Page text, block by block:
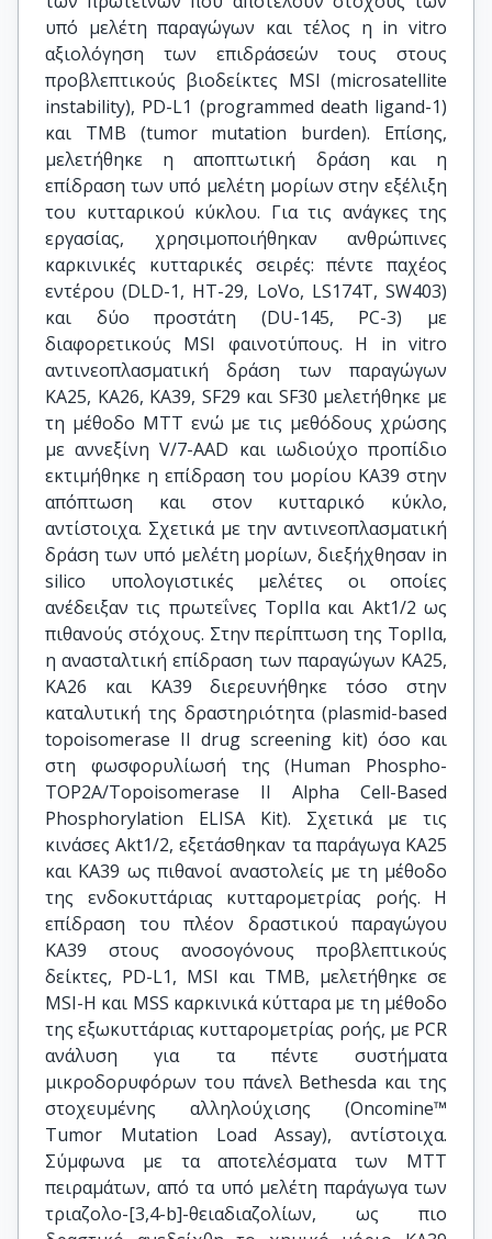
υπό μελέτη παραγώγων και τέλος η in vitro
αξιολόγηση των επιδράσεών τους στους
προβλεπτικούς βιοδείκτες MSI (microsatellite
instability), PD-L1 (programmed death ligand-1)
και TMB (tumor mutation burden). Επίσης,
μελετήθηκε η αποπτωτική δράση και η
επίδραση των υπό μελέτη μορίων στην εξέλιξη
του κυτταρικού κύκλου. Για τις ανάγκες της
εργασίας, χρησιμοποιήθηκαν ανθρώπινες
καρκινικές κυτταρικές σειρές: πέντε παχέος
εντέρου (DLD-1, HT-29, LoVo, LS174T, SW403)
και δύο προστάτη (DU-145, PC-3) με
διαφορετικούς MSI φαινοτύπους. Η in vitro
αντινεοπλασματική δράση των παραγώγων
ΚΑ25, ΚΑ26, ΚΑ39, SF29 και SF30 μελετήθηκε με
τη μέθοδο MTT ενώ με τις μεθόδους χρώσης
με αννεξίνη V/7-AAD και ιωδιούχο προπίδιο
εκτιμήθηκε η επίδραση του μορίου ΚΑ39 στην
απόπτωση και στον κυτταρικό κύκλο,
αντίστοιχα. Σχετικά με την αντινεοπλασματική
δράση των υπό μελέτη μορίων, διεξήχθησαν in
silico υπολογιστικές μελέτες οι οποίες
ανέδειξαν τις πρωτεΐνες TopIIα και Akt1/2 ως
πιθανούς στόχους. Στην περίπτωση της TopIIα,
η ανασταλτική επίδραση των παραγώγων ΚΑ25,
ΚΑ26 και ΚΑ39 διερευνήθηκε τόσο στην
καταλυτική της δραστηριότητα (plasmid-based
topoisomerase II drug screening kit) όσο και
στη φωσφορυλίωσή της (Human Phospho-
TOP2A/Topoisomerase II Alpha Cell-Based
Phosphorylation ELISA Kit). Σχετικά με τις
κινάσες Akt1/2, εξετάσθηκαν τα παράγωγα ΚΑ25
και ΚΑ39 ως πιθανοί αναστολείς με τη μέθοδο
της ενδοκυττάριας κυτταρομετρίας ροής. Η
επίδραση του πλέον δραστικού παραγώγου
ΚΑ39 στους ανοσογόνους προβλεπτικούς
δείκτες, PD-L1, MSI και TMB, μελετήθηκε σε
MSI-H και MSS καρκινικά κύτταρα με τη μέθοδο
της εξωκυττάριας κυτταρομετρίας ροής, με PCR
ανάλυση για τα πέντε συστήματα
μικροδορυφόρων του πάνελ Bethesda και της
στοχευμένης αλληλούχισης (Oncomine™
Tumor Mutation Load Assay), αντίστοιχα.
Σύμφωνα με τα αποτελέσματα των MTT
πειραμάτων, από τα υπό μελέτη παράγωγα των
τριαζολο-[3,4-b]-θειαδιαζολίων, ως πιο